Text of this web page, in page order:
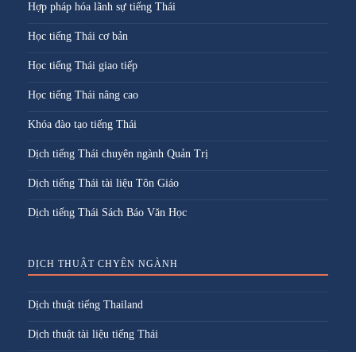
Hợp pháp hóa lãnh sự tiếng Thái
Học tiếng Thái cơ bản
Học tiếng Thái giao tiếp
Học tiếng Thái nâng cao
Khóa đào tạo tiếng Thái
Dịch tiếng Thái chuyên ngành Quản Trị
Dịch tiếng Thái tài liệu Tôn Giáo
Dịch tiếng Thái Sách Báo Văn Học
DỊCH THUẬT CHYÊN NGÀNH
Dịch thuật tiếng Thailand
Dịch thuật tài liệu tiếng Thái